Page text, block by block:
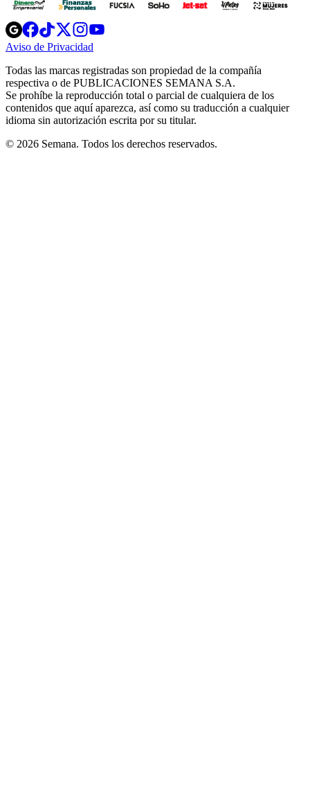
Opens
in
new
Opens
in
new
Opens
in
new
window
Opens
new
windowwindow
Aviso de Privacidad
new
window
Todas las marcas registradas son propiedad de la compañía
respectiva o de PUBLICACIONES SEMANA S.A.
Se prohíbe la reproducción total o parcial de cualquiera de los
contenidos que aquí aparezca, así como su traducción a cualquier
idioma sin autorización escrita por su titular.
© 2026 Semana. Todos los derechos reservados.